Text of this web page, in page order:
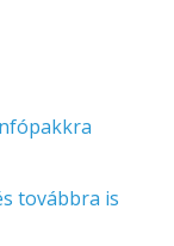
továbbra is